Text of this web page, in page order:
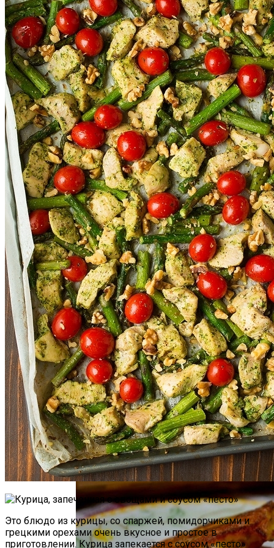
Почему Нельзя Повторно Кипятить
Воду Для Приготовления Чая Или Кофе
Как Повторно Использовать Воду
После Варки Риса
Маникюр С Разноцветными
Стрелочками
Маникюр С Идеальным Красным
Лаком «баловница»
Мясной Рулет С Соевым Соусом И
Кунжутом
Необычная Пицца Из Слоеного Теста
Это блюдо из курицы, со спаржей, помидорчиками и
грецкими орехами очень вкусное и простое в
приготовлении. Курица запекается с соусом «песто»